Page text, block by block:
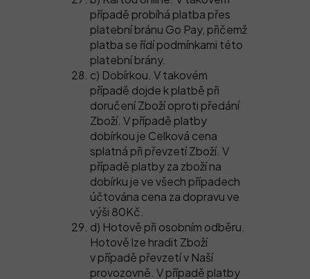
případě probíhá platba přes
platební bránu Go Pay, přičemž
platba se řídí podmínkami této
platební brány.
c) Dobírkou. V takovém
případě dojde k platbě při
doručení Zboží oproti předání
Zboží. V případě platby
dobírkou je Celková cena
splatná při převzetí Zboží. V
případě platby za zboží na
dobírku je ve všech případech
účtována cena za dopravu ve
výši 80Kč.
d) Hotově při osobním odběru.
Hotově lze hradit Zboží
v případě převzetí v Naší
provozovně. V případě platby